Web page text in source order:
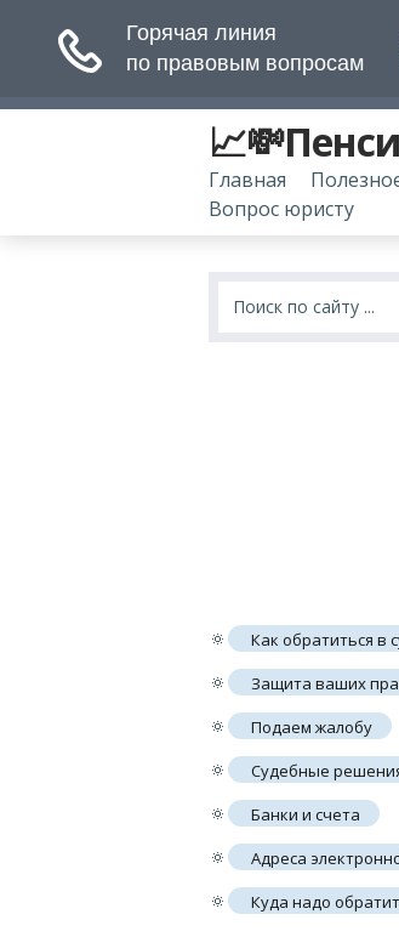
Главная
Вопрос юристу
🔅 Как обратиться в
🔅 Защита ваших
🔅 Подаем жалобу
🔅 Судебные
🔅 Банки и счета
🔅 Адреса
🔅 Куда надо